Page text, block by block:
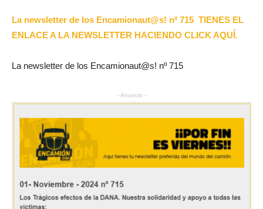
La newsletter de los Encamionaut@s! nº 715 TIENES EL
ENLACE A LA NEWSLETTER HACIENDO CLICK AQUÍ.
La newsletter de los Encamionaut@s! nº 715
- Anuncio -